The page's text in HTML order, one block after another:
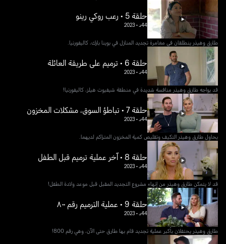
حلقة 5 • رعب روكي رينو
44د •
2023
طارق وهيذر ينطلقان في مغامرة تجديد المنازل في بوينا بارك، كاليفورنيا.
حلقة 6 • ترميم على طريقة العائلة
44د •
2023
قد يواجه طارق وهيذر منافسة شديدة في منطقة شيفيوت هيلز، كاليفورنيا!
حلقة 7 • تباطؤ السوق، مشكلات المخزون
44د •
2023
يحاول طارق وهيذر التكيف وتقليص كمية المخزون المتراكم لديهما.
حلقة 8 • آخر عملية ترميم قبل الطفل
44د •
2023
قد لا يتمكن طارق وهيذر من إنهاء مشروع التجديد المقبل قبل موعد ولادة الطفل!
حلقة 9 • عملية الترميم رقم ٨٠٠
44د •
2023
طارق وهيذر يحتفلان بأكبر عملية تجديد قام بها طارق حتى الآن، وهي رقم 800!